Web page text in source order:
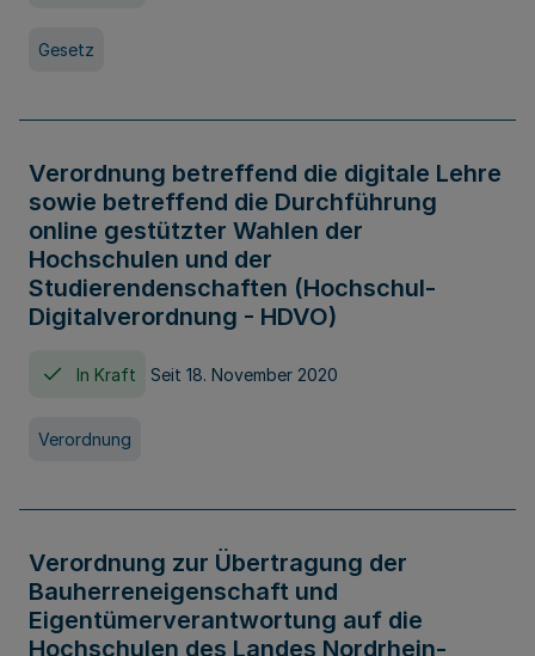
Gesetz
Verordnung betreffend die digitale Lehre
sowie betreffend die Durchführung
online gestützter Wahlen der
Hochschulen und der
Studierendenschaften (Hochschul-
Digitalverordnung - HDVO)
In Kraft Seit 18. November 2020
Verordnung
Verordnung zur Übertragung der
Bauherreneigenschaft und
Eigentümerverantwortung auf die
Hochschulen des Landes Nordrhein-